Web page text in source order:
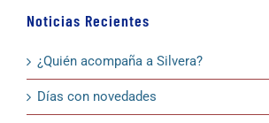
Noticias Recientes
¿Quién acompaña a Silvera?
Días con novedades